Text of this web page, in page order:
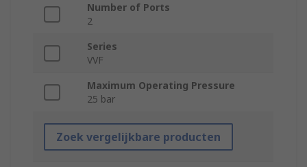
Number of Ports
2
Series
VVF
Maximum Operating Pressure
25 bar
Zoek vergelijkbare producten